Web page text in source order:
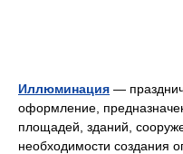
Иллюминация —
оформление,
площадей, зданий,
необходимости создания